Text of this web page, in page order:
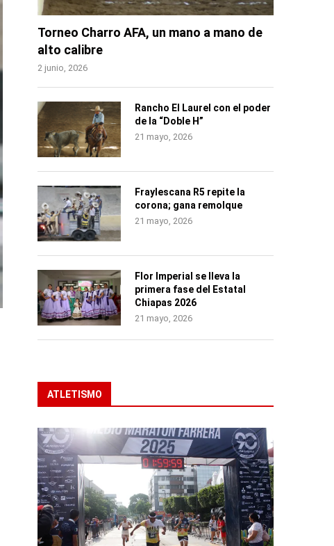
Torneo Charro AFA, un mano a mano de
alto calibre
2 junio, 2026
Rancho El Laurel con el poder
de la “Doble H”
21 mayo, 2026
Fraylescana R5 repite la
corona; gana remolque
21 mayo, 2026
Flor Imperial se lleva la
primera fase del Estatal
Chiapas 2026
21 mayo, 2026
ATLETISMO